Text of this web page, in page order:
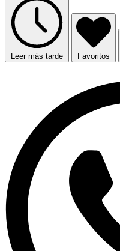
Leer más tarde Favoritos